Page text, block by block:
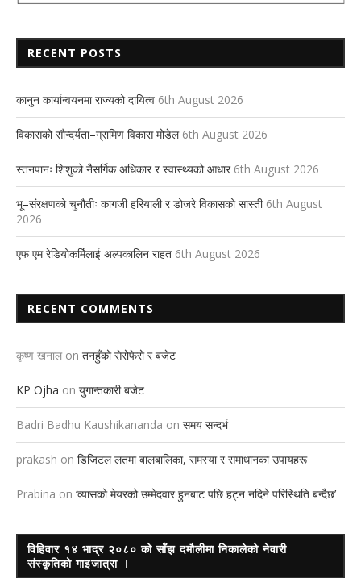
RECENT POSTS
कानुन कार्यान्वयनमा राज्यको दायित्व 6th August 2026
विकासको सौन्दर्यता–ग्रामिण विकास मोडेल 6th August 2026
स्तनपानः शिशुको नैसर्गिक अधिकार र स्वास्थ्यको आधार 6th August 2026
भू–संरक्षणको चुनौतीः कागजी हरियाली र डोजरे विकासको सास्ती 6th August
2026
एफ एम रेडियोकर्मिलाई अल्पकालिन राहत 6th August 2026
RECENT COMMENTS
कृष्ण खनाल on तनहुँको सेरोफेरो र बजेट
KP Ojha on युगान्तकारी बजेट
Badri Badhu Kaushikananda on समय सन्दर्भ
prakash on डिजिटल लतमा बालबालिका, समस्या र समाधानका उपायहरू
Prabina on ‘व्यासको मेयरको उम्मेदवार हुनबाट पछि हट्न नदिने परिस्थिति बन्दैछ’
विहिवार १४ भाद्र २०८० को साँझ दमौलीमा निकालेको नेवारी
संस्कृतिको गाइजात्रा ।